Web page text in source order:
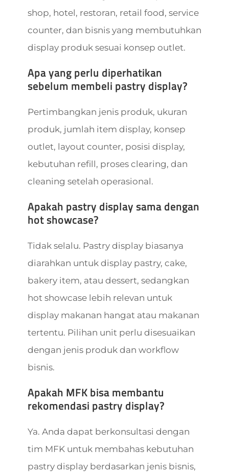
shop, hotel, restoran, retail food, service
counter, dan bisnis yang membutuhkan
display produk sesuai konsep outlet.
Apa yang perlu diperhatikan
sebelum membeli pastry display?
Pertimbangkan jenis produk, ukuran
produk, jumlah item display, konsep
outlet, layout counter, posisi display,
kebutuhan refill, proses clearing, dan
cleaning setelah operasional.
Apakah pastry display sama dengan
hot showcase?
Tidak selalu. Pastry display biasanya
diarahkan untuk display pastry, cake,
bakery item, atau dessert, sedangkan
hot showcase lebih relevan untuk
display makanan hangat atau makanan
tertentu. Pilihan unit perlu disesuaikan
dengan jenis produk dan workflow
bisnis.
Apakah MFK bisa membantu
rekomendasi pastry display?
Ya. Anda dapat berkonsultasi dengan
tim MFK untuk membahas kebutuhan
pastry display berdasarkan jenis bisnis,